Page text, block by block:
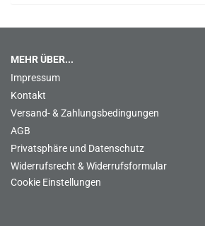
MEHR ÜBER...
Impressum
Kontakt
Versand- & Zahlungsbedingungen
AGB
Privatsphäre und Datenschutz
Widerrufsrecht & Widerrufsformular
Cookie Einstellungen